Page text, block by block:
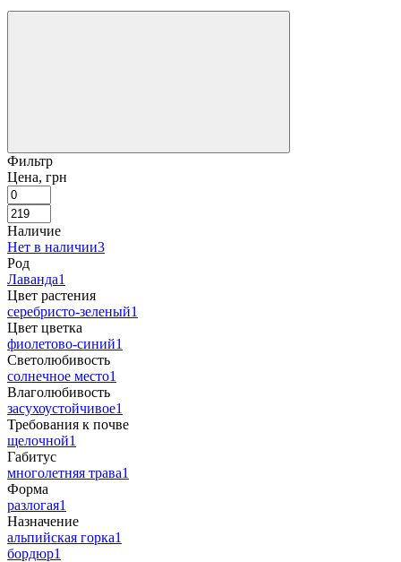
Фильтр
Цена, грн
Наличие
Нет в наличии3
Род
Лаванда1
Цвет растения
серебристо-зеленый1
Цвет цветка
фиолетово-синий1
Светолюбивость
солнечное место1
Влаголюбивость
засухоустойчивое1
Требования к почве
щелочной1
Габитус
многолетняя трава1
Форма
разлогая1
Назначение
альпийская горка1
бордюр1